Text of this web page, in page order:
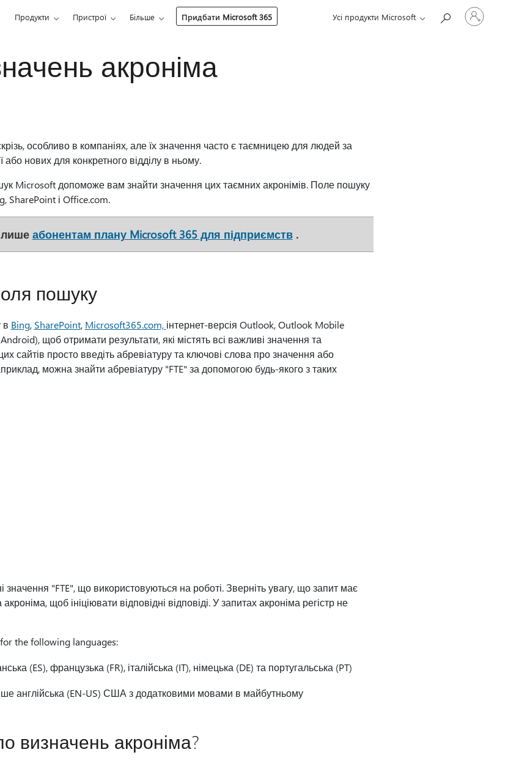
Продукти Пристрої Більше Придбати Microsoft 365 Усі продукти Microsoft
Увійдіть
свій
акроніма
особливо в компаніях, але їх значення часто є таємницею для людей за
нових для конкретного відділу в ньому.
Microsoft допоможе вам знайти значення цих таємних акронімів. Поле пошуку
SharePoint і Office.com.
лише абонентам плану Microsoft 365 для підприємств.
пошуку
в Bing, SharePoint, Microsoft365.com, інтернет-версія Outlook, Outlook Mobile
щоб отримати результати, які містять всі важливі значення та
сайтів просто введіть абревіатуру та ключові слова про значення або
можна знайти абревіатуру "FTE" за допомогою будь-якого з таких
значення "FTE", що використовуються на роботі. Зверніть увагу, що запит має
щоб ініціювати відповідні відповіді. У запитах акроніма регістр не
the following languages:
(ES), французька (FR), італійська (IT), німецька (DE) та португальська (PT)
англійська (EN-US) США з додатковими мовами в майбутньому
визначень акроніма?